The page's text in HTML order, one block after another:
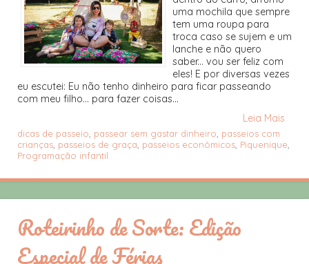
uma mochila que sempre
tem uma roupa para
troca caso se sujem e um
lanche e não quero
saber... vou ser feliz com
eles! E por diversas vezes
eu escutei: Eu não tenho dinheiro para ficar passeando
com meu filho... para fazer coisas...
Leia Mais
dicas de passeio passear sem gastar dinheiro passeios com
crianças passeios de graça passeios econômicos Piquenique
Programação infantil
Roteirinho de Sorte: Edição
Especial de Férias